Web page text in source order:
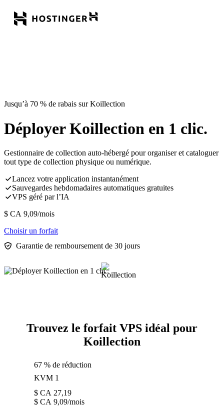
Jusqu’à 70 % de rabais sur Koillection
Déployer Koillection en 1 clic.
Gestionnaire de collection auto-hébergé pour organiser et cataloguer
tout type de collection physique ou numérique.
Lancez votre application instantanément
Sauvegardes hebdomadaires automatiques gratuites
VPS géré par l’IA
$ CA 9,09/mois
Choisir un forfait
Garantie de remboursement de 30 jours
Trouvez le forfait VPS idéal pour
Koillection
67 % de réduction
KVM 1
$ CA 27,19
$ CA 9,09/mois